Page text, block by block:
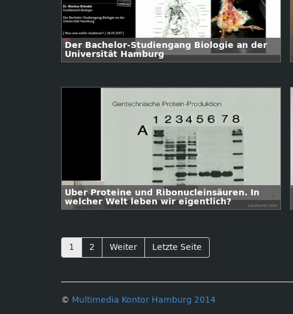
Der Bachelor-Studiengang Biologie an der
Universität Hamburg
Über Proteine und Ribonucleinsäuren. In
welcher Welt leben wir eigentlich?
1 2 Weiter Letzte Seite
© Multimedia Kontor Hamburg 2014